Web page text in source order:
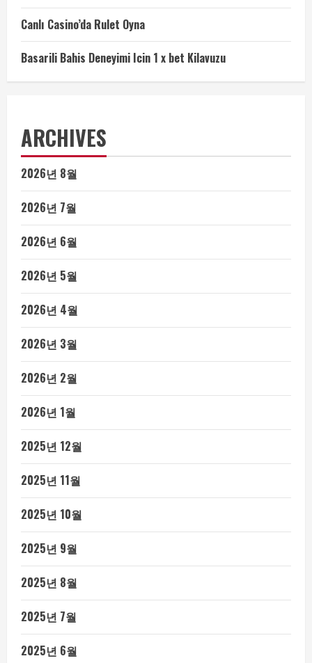
Canlı Casino’da Rulet Oyna
Basarili Bahis Deneyimi Icin 1 x bet Kilavuzu
ARCHIVES
2026년 8월
2026년 7월
2026년 6월
2026년 5월
2026년 4월
2026년 3월
2026년 2월
2026년 1월
2025년 12월
2025년 11월
2025년 10월
2025년 9월
2025년 8월
2025년 7월
2025년 6월